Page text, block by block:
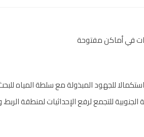
للجهود المبذولة مع سلطة المياه
للتجمع لرفع الإحداثيات لمنطقة